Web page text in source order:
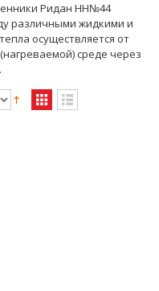
Ридан НН№44
различными жидкими и
осуществляется от
среде через